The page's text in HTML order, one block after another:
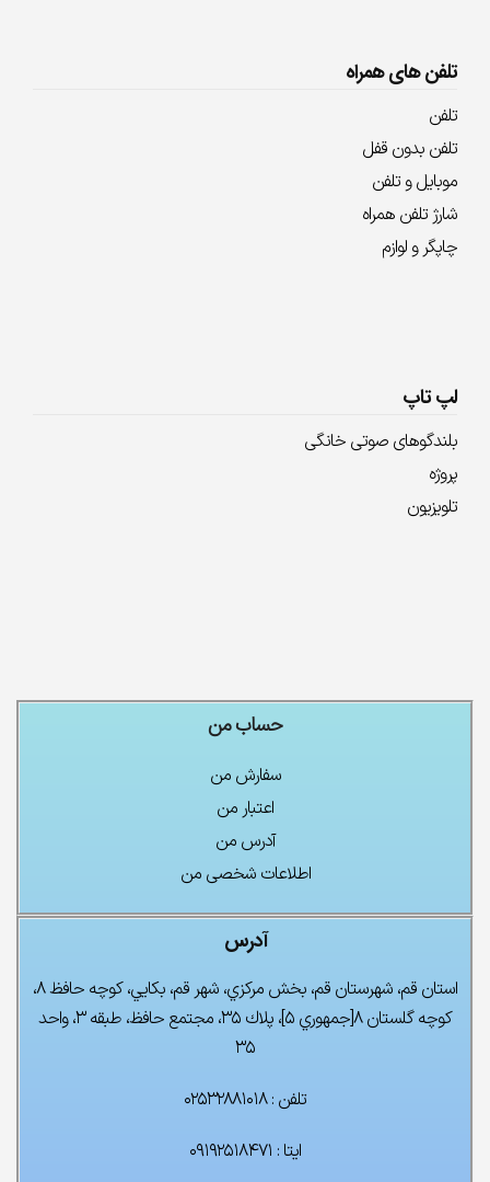
تلفن های همراه
تلفن
تلفن بدون قفل
موبایل و تلفن
شارژ تلفن همراه
چاپگر و لوازم
لپ تاپ
بلندگوهای صوتی خانگی
پروژه
تلویزیون
حساب من
سفارش من
اعتبار من
آدرس من
اطلاعات شخصی من
آدرس
استان قم، شهرستان قم، بخش مركزي، شهر قم، بكايي، كوچه حافظ ۸،
كوچه گلستان ۸[جمهوري ۵]، پلاك ۳۵، مجتمع حافظ، طبقه ۳، واحد
۳۵
تلفن : ۰۲۵۳۲۸۸۱۰۱۸
ایتا : ۰۹۱۹۲۵۱۸۴۷۱